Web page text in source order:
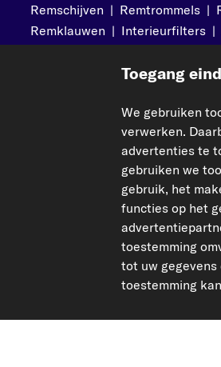
Remschijven | Remtrommels |
Remklauwen | Interieurfilters |
Corporate Website
Affiliate programma
Toegang
We gebruiken
verwerken.
advertenties te
gebruiken we
gebruik, het
functies op het
toestemming
tot uw
toestemming